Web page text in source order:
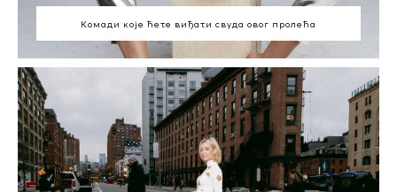
Комади које ћете виђати свуда овог пролећа